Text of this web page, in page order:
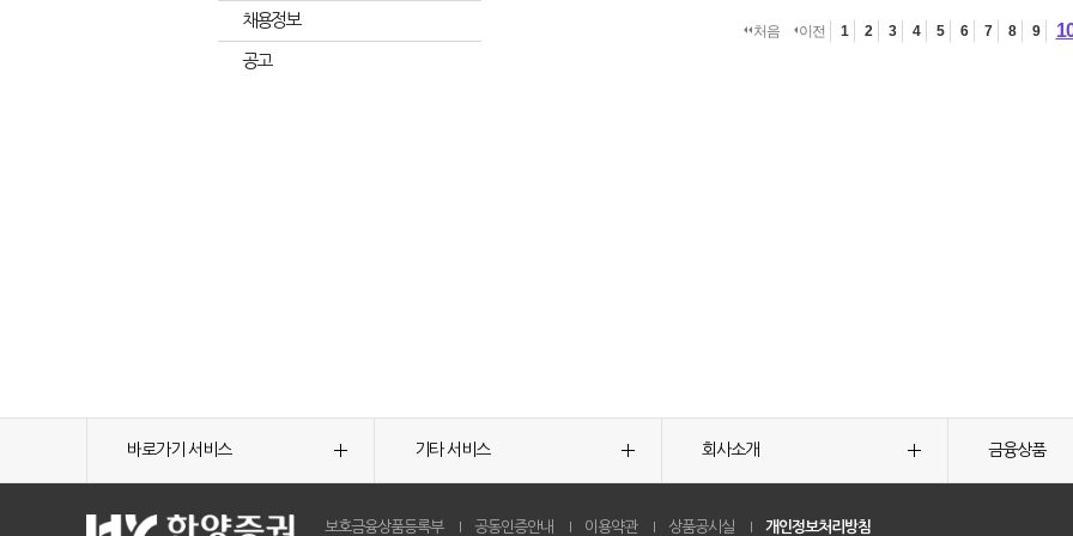
채용정보
공고
처음 이전 1 2 3 4 5 6 7 8 9
바로가기 서비스 기타 서비스 회사소개 금융상품
보호금융상품등록부 공동인증안내 이용약관 상품공시실 개인정보처리방침